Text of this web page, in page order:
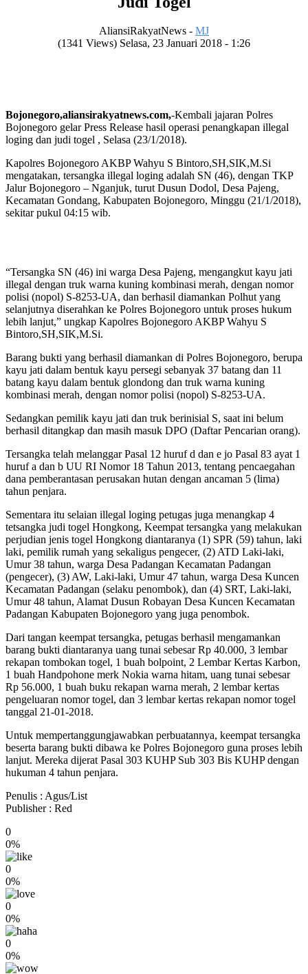
AliansiRakyatNews - MJ
(1341 Views) Selasa, 23 Januari 2018 - 1:26
Bojonegoro,aliansirakyatnews.com,-Kembali jajaran Polres
Bojonegoro gelar Press Release hasil operasi penangkapan illegal
loging dan judi togel , Selasa (23/1/2018).
Kapolres Bojonegoro AKBP Wahyu S Bintoro,SH,SIK,M.Si
mengatakan, tersangka illegal loging adalah SN (46), dengan TKP
Jalur Bojonegoro – Nganjuk, turut Dusun Dodol, Desa Pajeng,
Kecamatan Gondang, Kabupaten Bojonegoro, Minggu (21/1/2018),
sekitar pukul 04:15 wib.
“Tersangka SN (46) ini warga Desa Pajeng, mengangkut kayu jati
illegal dengan truk warna kuning kombinasi merah, dengan nomor
polisi (nopol) S-8253-UA, dan berhasil diamankan Polhut yang
selanjutnya diserahkan ke Polres Bojonegoro untuk proses hukum
lebih lanjut,” ungkap Kapolres Bojonegoro AKBP Wahyu S
Bintoro,SH,SIK,M.Si.
Barang bukti yang berhasil diamankan di Polres Bojonegoro, berupa
kayu jati dalam bentuk kayu persegi sebanyak 37 batang dan 11
batang kayu dalam bentuk glondong dan truk warna kuning
kombinasi merah, dengan nomor polisi (nopol) S-8253-UA.
Sedangkan pemilik kayu jati dan truk berinisial S, saat ini belum
berhasil ditangkap dan masih masuk DPO (Daftar Pencarian orang).
Tersangka telah melanggar Pasal 12 huruf d dan e jo Pasal 83 ayat 1
huruf a dan b UU RI Nomor 18 Tahun 2013, tentang pencaegahan
dana pemberantasan perusakan hutan dengan ancaman 5 (lima)
tahun penjara.
Sementara itu selaian illegal loging petugas juga menangkap 4
tetsangka judi togel Hongkong, Keempat tersangka yang melakukan
perjudian jenis togel Hongkong diantaranya (1) SPR (59) tahun, laki
laki, pemilik rumah yang sekaligus pengecer, (2) ATD Laki-laki,
Umur 38 tahun, warga Desa Padangan Kecamatan Padangan
(pengecer), (3) AW, Laki-laki, Umur 47 tahun, warga Desa Kuncen
Kecamatan Padangan (selaku penombok), dan (4) SRT, Laki-laki,
Umur 48 tahun, Alamat Dusun Robayan Desa Kuncen Kecamatan
Padangan Kabupaten Bojonegoro yang juga penombok.
Dari tangan keempat tersangka, petugas berhasil mengamankan
barang bukti diantaranya uang tunai sebesar Rp 40.000, 3 lembar
rekapan tombokan togel, 1 buah bolpoint, 2 Lembar Kertas Karbon,
1 buah Handpohone merk Nokia warna hitam, uang tunai sebesar
Rp 56.000, 1 buah buku rekapan warna merah, 2 lembar kertas
pengeluaran nomor togel, dan 3 lembar kertas rekapan nomor togel
tanggal 21-01-2018.
Untuk mempertanggungjawabkan perbuatannya, keempat tersangka
beserta barang bukti dibawa ke Polres Bojonegoro guna proses lebih
lanjut. Mereka dijerat Pasal 303 KUHP Sub 303 Bis KUHP dengan
hukuman 4 tahun penjara.
Penulis : Agus/List
Publisher : Red
0
0%
0
0%
0
0%
0
0%